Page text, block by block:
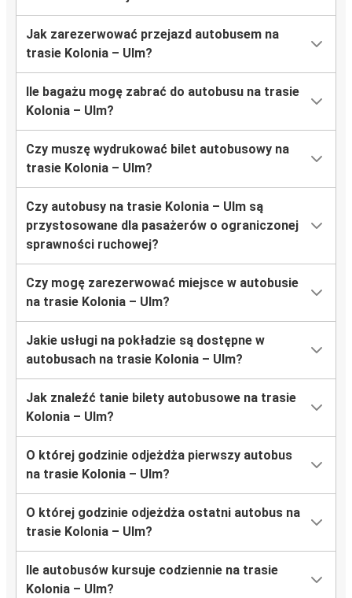
Jak zarezerwować przejazd autobusem na
trasie Kolonia – Ulm?
Ile bagażu mogę zabrać do autobusu na trasie
Kolonia – Ulm?
Czy muszę wydrukować bilet autobusowy na
trasie Kolonia – Ulm?
Czy autobusy na trasie Kolonia – Ulm są
przystosowane dla pasażerów o ograniczonej
sprawności ruchowej?
Czy mogę zarezerwować miejsce w autobusie
na trasie Kolonia – Ulm?
Jakie usługi na pokładzie są dostępne w
autobusach na trasie Kolonia – Ulm?
Jak znaleźć tanie bilety autobusowe na trasie
Kolonia – Ulm?
O której godzinie odjeżdża pierwszy autobus
na trasie Kolonia – Ulm?
O której godzinie odjeżdża ostatni autobus na
trasie Kolonia – Ulm?
Ile autobusów kursuje codziennie na trasie
Kolonia – Ulm?